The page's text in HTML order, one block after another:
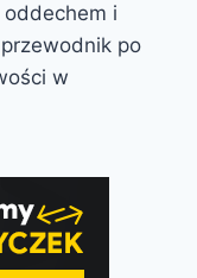
i
po
w